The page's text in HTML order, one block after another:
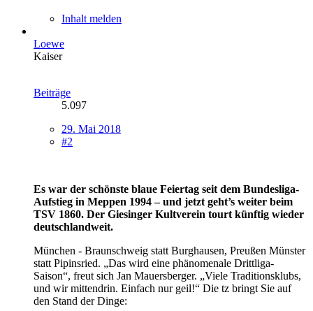
Inhalt melden
Loewe
Kaiser
Beiträge
5.097
29. Mai 2018
#2
Es war der schönste blaue Feiertag seit dem Bundesliga-
Aufstieg in Meppen 1994 – und jetzt geht’s weiter beim
TSV 1860. Der Giesinger Kultverein tourt künftig wieder
deutschlandweit.
München - Braunschweig statt Burghausen, Preußen Münster
statt Pipinsried. „Das wird eine phänomenale Drittliga-
Saison“, freut sich Jan Mauersberger. „Viele Traditionsklubs,
und wir mittendrin. Einfach nur geil!“ Die tz bringt Sie auf
den Stand der Dinge: